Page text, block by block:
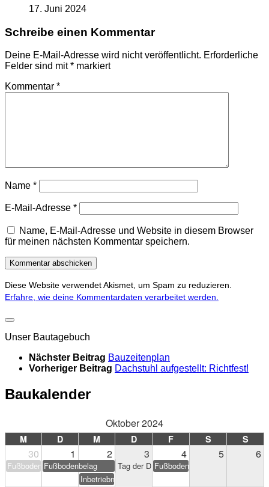
17. Juni 2024
Schreibe einen Kommentar
Deine E-Mail-Adresse wird nicht veröffentlicht. Erforderliche
Felder sind mit* markiert
Kommentar *
Name *
E-Mail-Adresse *
Name, E-Mail-Adresse und Website in diesem Browser
für meinen nächsten Kommentar speichern.
Diese Website verwendet Akismet, um Spam zu reduzieren.
Erfahre, wie deine Kommentardaten verarbeitet werden.
Unser Bautagebuch
Nächster Beitrag Bauzeitenplan
Vorheriger Beitrag Dachstuhl aufgestellt: Richtfest!
Baukalender
Oktober 2024
M D M D F S S
30 1 2 3 4 5 6
FußbodenbelagFußbodenbelag Tag der Deutschen Einheit
Fußbodenbelag
Inbetriebnahme PV-Anlage